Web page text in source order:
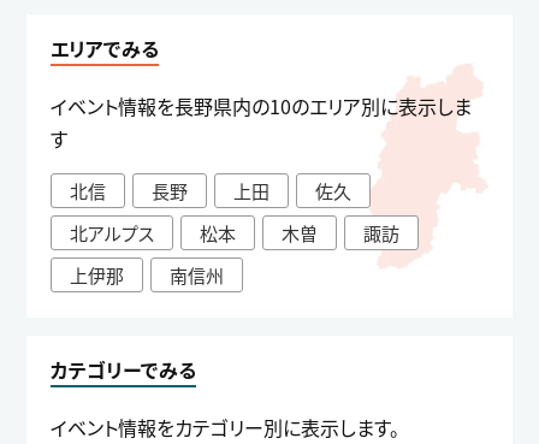
エリアでみる
イベント情報を長野県内の10のエリア別に表示しま
す
北信 長野 上田
佐久
北アルプス
松本 木曽
諏訪
上伊那
南信州
カテゴリーでみる
イベント情報をカテゴリー別に表示します。